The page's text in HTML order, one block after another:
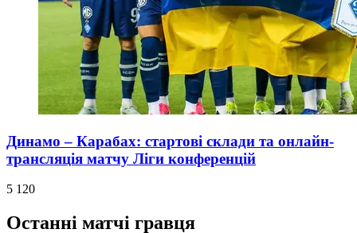
Динамо – Карабах: стартові склади та онлайн-
трансляція матчу Ліги конференцій
5 120
Останні матчі гравця